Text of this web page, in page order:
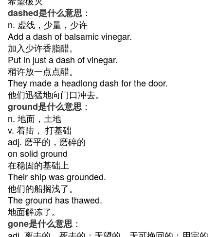
dashed是什么意思 ：
n. 虚线，少量，少许
Add a dash of balsamic vinegar.
加入少许香脂醋。
Put in just a dash of vinegar.
稍许放一点点醋。
They made a headlong dash for the door.
他们迅猛地向门口冲去。
ground是什么意思 ：
n. 地面，土地
v. 着陆， 打基础
adj. 磨平的，磨碎的
on solid ground
在稳固的基础上
Their ship was grounded.
他们的船搁浅了。
The ground has thawed.
地面解冻了。
gone是什么意思 ：